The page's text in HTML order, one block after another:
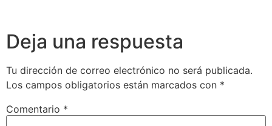
Deja una respuesta
Tu dirección de correo electrónico no será publicada.
Los campos obligatorios están marcados con *
Comentario *